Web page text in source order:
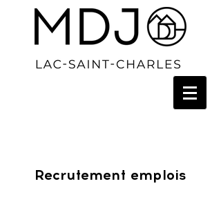
Recrutement emplois